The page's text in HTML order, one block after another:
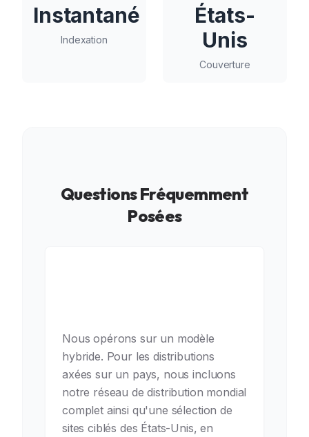
Instantané
Indexation
États-
Unis
Couverture
Questions Fréquemment
Posées
Nous opérons sur un modèle
hybride. Pour les distributions
axées sur un pays, nous incluons
notre réseau de distribution mondial
complet ainsi qu'une sélection de
sites ciblés des États-Unis, en